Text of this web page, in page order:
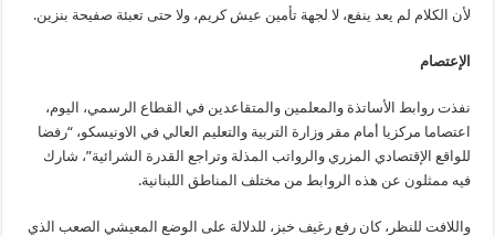
لأن الكلام لم يعد ينفع، لا لجهة تأمين عيش كريم، ولا حتى تعبئة صفيحة بنزين.
الإعتصام
نفذت روابط الأساتذة والمعلمين والمتقاعدين في القطاع الرسمي، اليوم،
اعتصاما مركزيا أمام مقر وزارة التربية والتعليم العالي في الاونيسكو، “رفضا
للواقع الإقتصادي المزري والرواتب المذلة وتراجع القدرة الشرائية”، شارك
فيه ممثلون عن هذه الروابط من مختلف المناطق اللبنانية.
واللافت للنظر، كان رفع رغيف خبز، للدلالة على الوضع المعيشي الصعب الذي